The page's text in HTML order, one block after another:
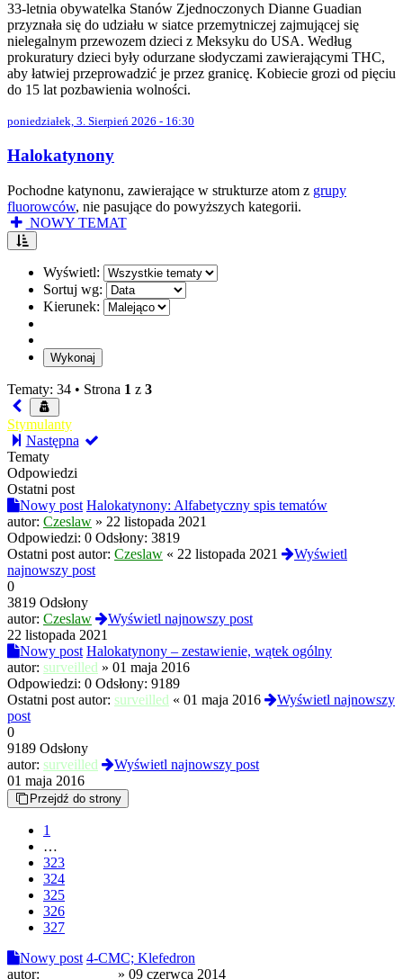
33-letnia obywatelka Stanów Zjednoczonych Dianne Guadian
przyznała się do udziału w siatce przemytniczej zajmującej się
nielegalnym przewozem dzieci z Meksyku do USA. Według
prokuratury dzieci były odurzane słodyczami zawierającymi THC,
aby łatwiej przeprowadzić je przez granicę. Kobiecie grozi od pięciu
do 15 lat pozbawienia wolności.
poniedziałek, 3. Sierpień 2026 - 16:30
Halokatynony
Pochodne katynonu, zawierające w strukturze atom z grupy
fluorowców, nie pasujące do powyższych kategorii.
NOWY TEMAT
Wyświetl:
Sortuj wg:
Kierunek:
Tematy: 34 • Strona 1 z 3
Stymulanty
Następna
Tematy
Odpowiedzi
Ostatni post
Nowy post Halokatynony: Alfabetyczny spis tematów
autor: Czeslaw » 22 listopada 2021
Odpowiedzi: 0 Odsłony: 3819
Ostatni post autor: Czeslaw « 22 listopada 2021
Wyświetl
najnowszy post
0
3819 Odsłony
autor: Czeslaw
Wyświetl najnowszy post
22 listopada 2021
Nowy post Halokatynony – zestawienie, wątek ogólny
autor: surveilled » 01 maja 2016
Odpowiedzi: 0 Odsłony: 9189
Ostatni post autor: surveilled « 01 maja 2016
Wyświetl najnowszy
post
0
9189 Odsłony
autor: surveilled
Wyświetl najnowszy post
01 maja 2016
Przejdź do strony
1
…
323
324
325
326
327
Nowy post 4-CMC; Klefedron
autor:
» 09 czerwca 2014